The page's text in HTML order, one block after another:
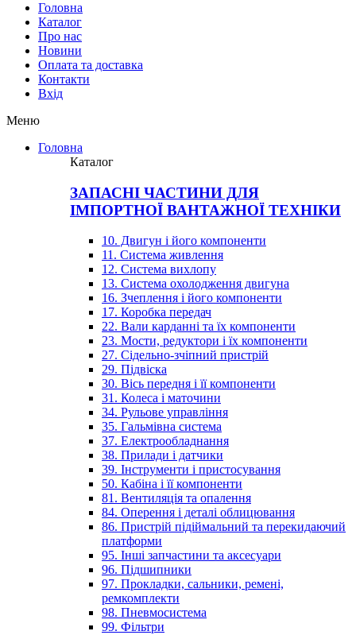
Головна
Каталог
Про нас
Новини
Оплата та доставка
Контакти
Вхiд
Меню
Головна
Каталог
ЗАПАСНІ ЧАСТИНИ ДЛЯ
ІМПОРТНОЇ ВАНТАЖНОЇ ТЕХНІКИ
10. Двигун і його компоненти
11. Система живлення
12. Система вихлопу
13. Система охолодження двигуна
16. Зчеплення і його компоненти
17. Коробка передач
22. Вали карданні та їх компоненти
23. Мости, редуктори і їх компоненти
27. Сідельно-зчіпний пристрій
29. Підвіска
30. Вісь передня і її компоненти
31. Колеса і маточини
34. Рульове управління
35. Гальмівна система
37. Електрообладнання
38. Прилади і датчики
39. Інструменти і пристосування
50. Кабіна і її компоненти
81. Вентиляція та опалення
84. Оперення і деталі облицювання
86. Пристрій підіймальний та перекидаючий
платформи
95. Інші запчастини та аксесуари
96. Підшипники
97. Прокладки, сальники, ремені,
ремкомплекти
98. Пневмосистема
99. Фільтри